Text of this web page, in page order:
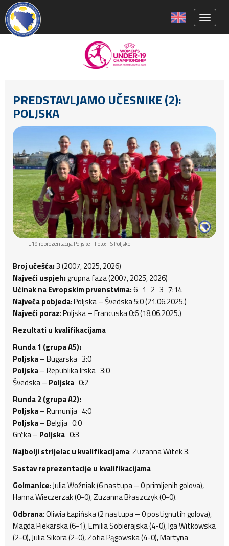
PREDSTAVLJAMO UČESNIKE (2):
POLJSKA
U19 reprezentacija Poljske - Foto: FS Poljske
Broj učešća:3 (2007, 2025, 2026)
Najveći uspjeh:grupna faza (2007, 2025, 2026)
Učinak na Evropskim prvenstvima:6 1 2 3 7:14
Najveća pobjeda: Poljska – Švedska 5:0 (21.06.2025.)
Najveći poraz: Poljska – Francuska 0:6 (18.06.2025.)
Rezultati u kvalifikacijama
Runda 1 (grupa A5):
Poljska– Bugarska 3:0
Poljska– Republika Irska 3:0
Švedska – Poljska 0:2
Runda 2 (grupa A2):
Poljska– Rumunija 4:0
Poljska– Belgija 0:0
Grčka – Poljska 0:3
Najbolji strijelac u kvalifikacijama: Zuzanna Witek 3.
Sastav reprezentacije u kvalifikacijama
Golmanice: Julia Woźniak (6 nastupa – 0 primljenih golova),
Hanna Wieczerzak (0-0), Zuzanna Błaszczyk (0-0).
Odbrana: Oliwia Łapińska (2 nastupa – 0 postignutih golova),
Magda Piekarska (6-1), Emilia Sobierajska (4-0), Iga Witkowska
(2-0), Julia Sikora (2-0), Zofia Pągowska (4-0), Martyna